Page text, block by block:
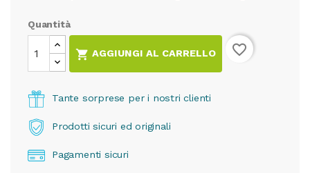
Quantità
 AGGIUNGI AL CARRELLO favorite_border
Tante sorprese per i nostri clienti
Prodotti sicuri ed originali
Pagamenti sicuri